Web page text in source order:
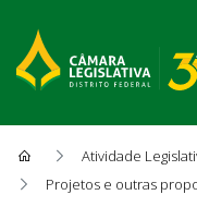
Atividade
Projetos e outras